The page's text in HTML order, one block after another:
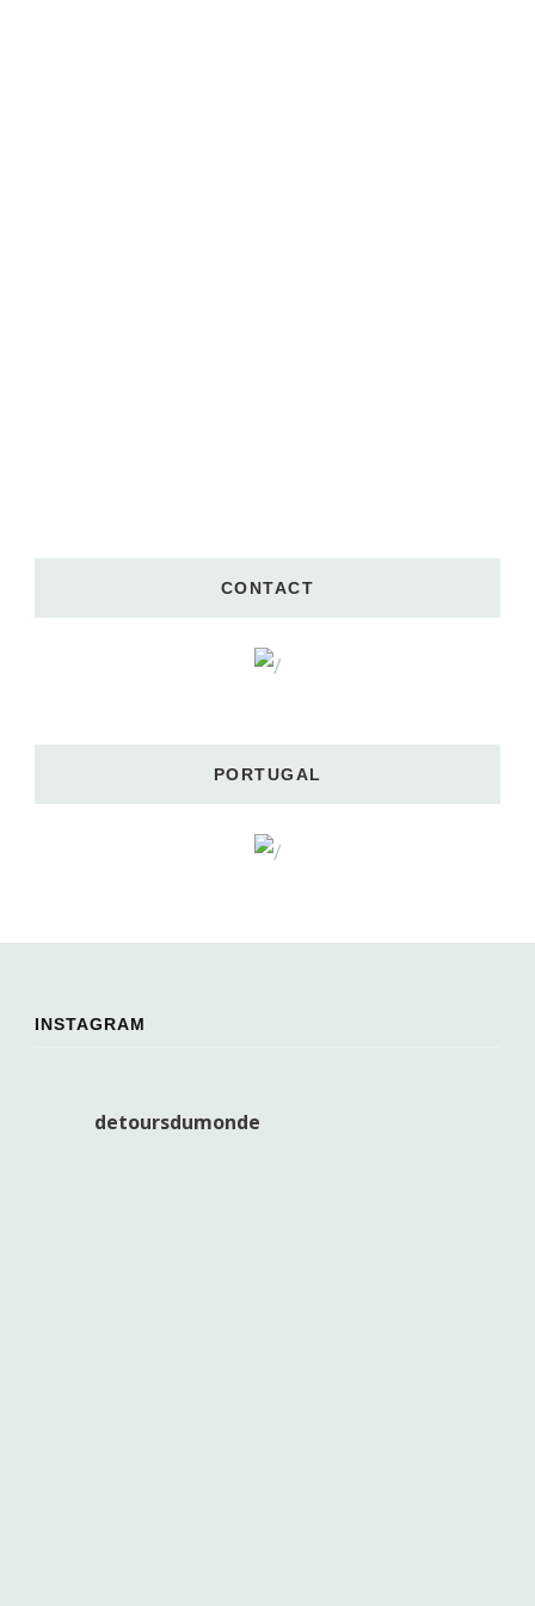
CONTACT
PORTUGAL
INSTAGRAM
detoursdumonde